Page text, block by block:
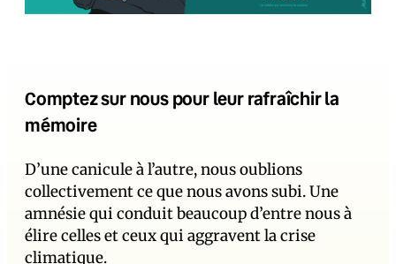
Comptez sur nous pour leur rafraîchir la
mémoire
D’une canicule à l’autre, nous oublions
collectivement ce que nous avons subi. Une
amnésie qui conduit beaucoup d’entre nous à
élire celles et ceux qui aggravent la crise
climatique.